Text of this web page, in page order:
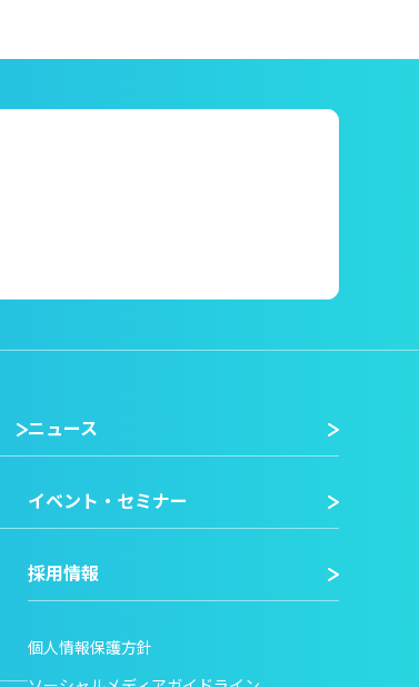
ニュース
イベント・セミナー
採用情報
個人情報保護方針